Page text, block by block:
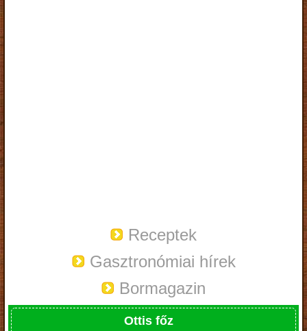
Receptek
Gasztronómiai hírek
Bormagazin
Ottis főz